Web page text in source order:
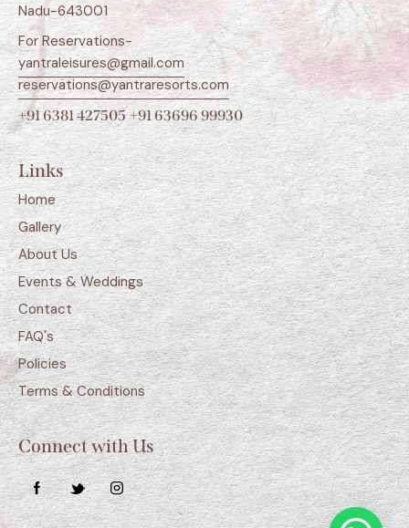
Nadu-643001
For Reservations-
yantraleisures@gmail.com
reservations@yantraresorts.com
+91 6381 427505 +91 63696 99930
Links
Home
Gallery
About Us
Events & Weddings
Contact
FAQ's
Policies
Terms & Conditions
Connect with Us